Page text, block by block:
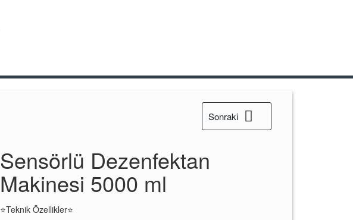
Sonraki
Sensörlü Dezenfektan
Makinesi 5000 ml
⭐Teknik Özellikler⭐